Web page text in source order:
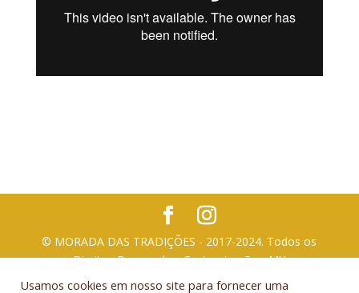
© MORADA DAS TRADIÇÕES - 2017-2024. Todos os
Direitos Reservados. Customização - MY
Usamos cookies em nosso site para fornecer uma